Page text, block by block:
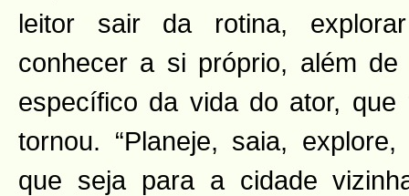
leitor sair da rotina,
conhecer a si próprio, além
específico da vida do ator,
tornou. “Planeje, saia,
que seja para a cidade